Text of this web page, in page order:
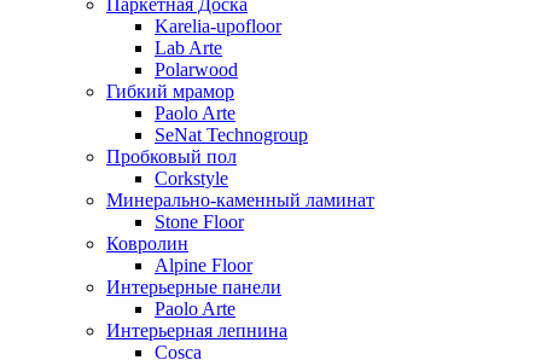
Паркетная Доска
Karelia-upofloor
Lab Arte
Polarwood
Гибкий мрамор
Paolo Arte
SeNat Technogroup
Пробковый пол
Corkstyle
Минерально-каменный ламинат
Stone Floor
Ковролин
Alpine Floor
Интерьерные панели
Paolo Arte
Интерьерная лепнина
Cosca